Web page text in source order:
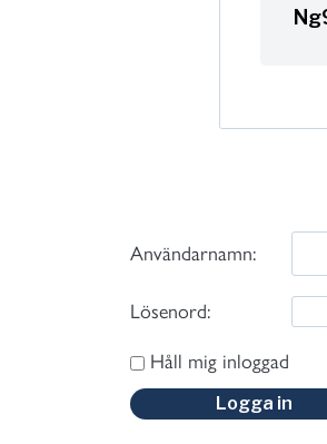
Användarnamn:
Lösenord:
Håll mig inloggad
Logga in